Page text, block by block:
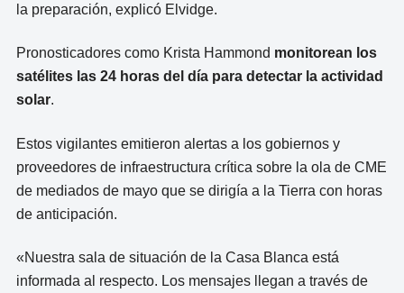
la preparación, explicó Elvidge.
Pronosticadores como Krista Hammond monitorean los
satélites las 24 horas del día para detectar la actividad
solar.
Estos vigilantes emitieron alertas a los gobiernos y
proveedores de infraestructura crítica sobre la ola de CME
de mediados de mayo que se dirigía a la Tierra con horas
de anticipación.
«Nuestra sala de situación de la Casa Blanca está
informada al respecto. Los mensajes llegan a través de